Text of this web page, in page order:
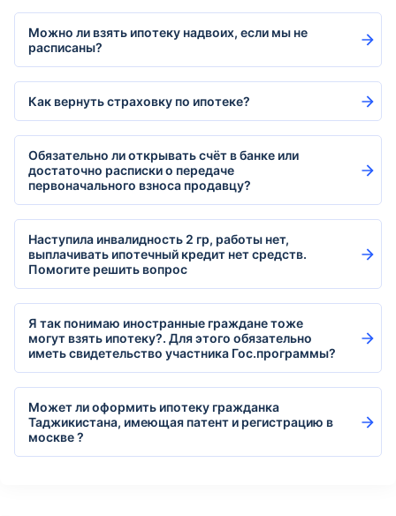
Можно ли взять ипотеку надвоих, если мы не
расписаны?
Как вернуть страховку по ипотеке?
Обязательно ли открывать счёт в банке или
достаточно расписки о передаче
первоначального взноса продавцу?
Наступила инвалидность 2 гр, работы нет,
выплачивать ипотечный кредит нет средств.
Помогите решить вопрос
Я так понимаю иностранные граждане тоже
могут взять ипотеку?. Для этого обязательно
иметь свидетельство участника Гос.программы?
Может ли оформить ипотеку гражданка
Таджикистана, имеющая патент и регистрацию в
москве ?